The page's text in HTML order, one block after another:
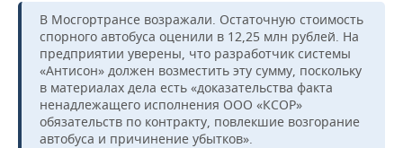
В Мосгортрансе возражали. Остаточную стоимость
спорного автобуса оценили в 12,25 млн рублей. На
предприятии уверены, что разработчик системы
«Антисон» должен возместить эту сумму, поскольку
в материалах дела есть «доказательства факта
ненадлежащего исполнения ООО «КСОР»
обязательств по контракту, повлекшие возгорание
автобуса и причинение убытков».